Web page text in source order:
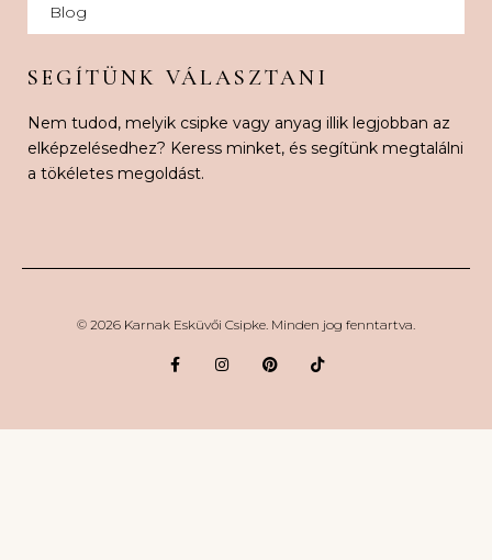
Blog
SEGÍTÜNK VÁLASZTANI
Nem tudod, melyik csipke vagy anyag illik legjobban az
elképzelésedhez? Keress minket, és segítünk megtalálni
a tökéletes megoldást.
© 2026 Karnak Esküvői Csipke. Minden jog fenntartva.